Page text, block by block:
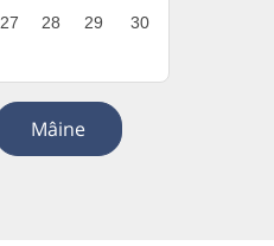
27 28 29
30
Mâine